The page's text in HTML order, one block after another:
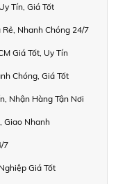
Tín, Giá Tốt
Rẻ, Nhanh Chóng 24/7
Giá Tốt, Uy Tín
Chóng, Giá Tốt
Nhận Hàng Tận Nơi
Giao Nhanh
7
Giá Tốt